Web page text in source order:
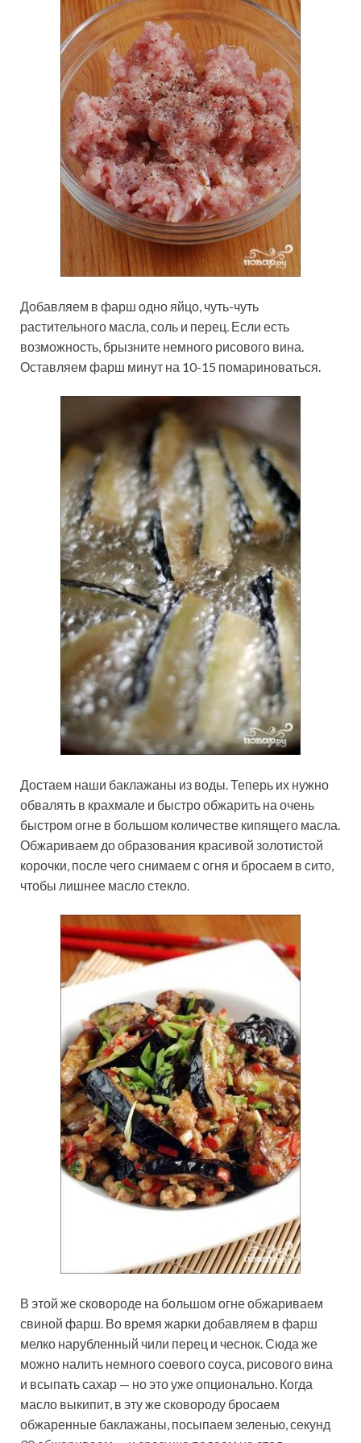
Добавляем в фарш одно яйцо, чуть-чуть
растительного масла, соль и перец. Если есть
возможность, брызните немного рисового вина.
Оставляем фарш минут на 10-15 помариноваться.
Достаем наши баклажаны из воды. Теперь их нужно
обвалять в крахмале и быстро обжарить на очень
быстром огне в большом количестве кипящего масла.
Обжариваем до образования красивой золотистой
корочки, после чего снимаем с огня и бросаем в сито,
чтобы лишнее масло стекло.
В этой же сковороде на большом огне обжариваем
свиной фарш. Во время жарки добавляем в фарш
мелко нарубленный чили перец и чеснок. Сюда же
можно налить немного соевого соуса, рисового вина
и всыпать сахар — но это уже опционально. Когда
масло выкипит, в эту же сковороду бросаем
обжаренные баклажаны, посыпаем зеленью, секунд